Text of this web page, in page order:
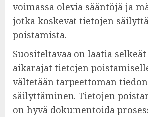
voimassa olevia sääntöjä ja
jotka koskevat tietojen
poistamista.
Suositeltavaa on laatia
aikarajat tietojen
vältetään tarpeettoman tiedon
säilyttäminen. Tietojen
on hyvä dokumentoida